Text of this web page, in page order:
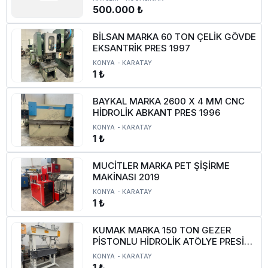
500.000 ₺
BİLSAN MARKA 60 TON ÇELİK GÖVDE
EKSANTRİK PRES 1997
KONYA - KARATAY
1 ₺
BAYKAL MARKA 2600 X 4 MM CNC
HİDROLİK ABKANT PRES 1996
KONYA - KARATAY
1 ₺
MUCİTLER MARKA PET ŞİŞİRME
MAKİNASI 2019
KONYA - KARATAY
1 ₺
KUMAK MARKA 150 TON GEZER
PİSTONLU HİDROLİK ATÖLYE PRESİ
SIFIR
KONYA - KARATAY